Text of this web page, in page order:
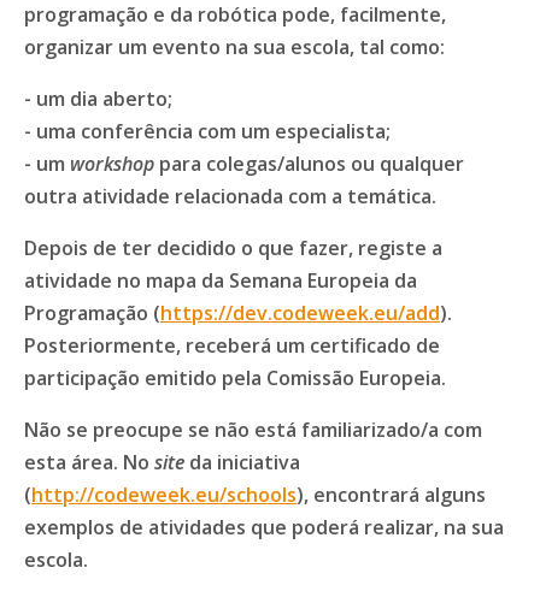
programação e da robótica pode, facilmente,
organizar um evento na sua escola, tal como:
- um dia aberto;
- uma conferência com um especialista;
- um workshop para colegas/alunos ou qualquer
outra atividade relacionada com a temática.
Depois de ter decidido o que fazer, registe a
atividade no mapa da Semana Europeia da
Programação (https://dev.codeweek.eu/add).
Posteriormente, receberá um certificado de
participação emitido pela Comissão Europeia.
Não se preocupe se não está familiarizado/a com
esta área. No site da iniciativa
(http://codeweek.eu/schools), encontrará alguns
exemplos de atividades que poderá realizar, na sua
escola.